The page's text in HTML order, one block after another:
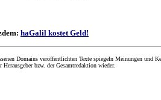
haGalil kostet Geld!
Domains veröffentlichten Texte spiegeln Meinungen und
bzw. der Gesamtredaktion wieder.